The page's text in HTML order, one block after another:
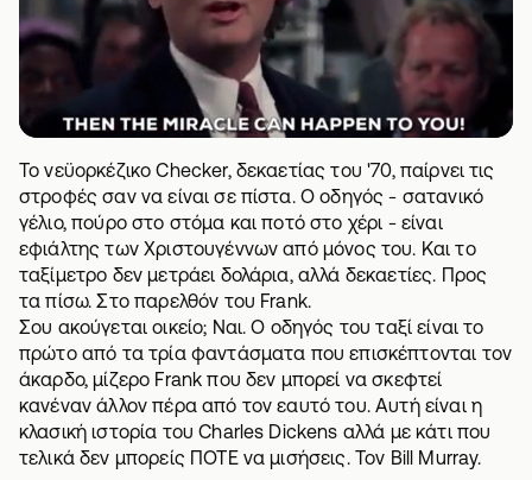
Το νεϋορκέζικο Checker, δεκαετίας του '70, παίρνει τις
στροφές σαν να είναι σε πίστα. Ο οδηγός - σατανικό
γέλιο, πούρο στο στόμα και ποτό στο χέρι - είναι
εφιάλτης των Χριστουγέννων από μόνος του. Και το
ταξίμετρο δεν μετράει δολάρια, αλλά δεκαετίες. Προς
τα πίσω. Στο παρελθόν του Frank.
Σου ακούγεται οικείο; Ναι. Ο οδηγός του ταξί είναι το
πρώτο από τα τρία φαντάσματα που επισκέπτονται τον
άκαρδο, μίζερο Frank που δεν μπορεί να σκεφτεί
κανέναν άλλον πέρα από τον εαυτό του. Αυτή είναι η
κλασική ιστορία του Charles Dickens αλλά με κάτι που
τελικά δεν μπορείς ΠΟΤΕ να μισήσεις. Τον Bill Murray.